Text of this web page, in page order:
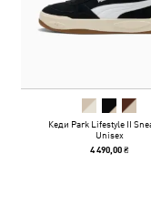
Кеди Park Lifestyle II
Unisex
4 490,00 ₴